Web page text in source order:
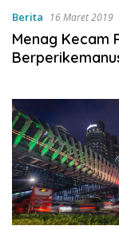
Berita 16 Maret 2019
Menag Kecam